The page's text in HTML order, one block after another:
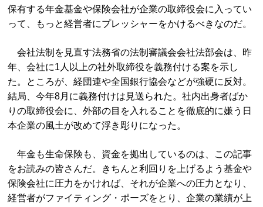
保有する年金基金や保険会社が企業の取締役会に入ってい
って、もっと経営者にプレッシャーをかけるべきなのだ。
会社法制を見直す法務省の法制審議会会社法部会は、昨
年、会社に1人以上の社外取締役を義務付ける案を示し
た。ところが、経団連や全国銀行協会などが強硬に反対。
結局、今年8月に義務付けは見送られた。社内出身者ばか
りの取締役会に、外部の目を入れることを徹底的に嫌う日
本企業の風土が改めて浮き彫りになった。
年金も生命保険も、資金を拠出しているのは、この記事
をお読みの皆さんだ。きちんと利回りを上げるよう基金や
保険会社に圧力をかければ、それが企業への圧力となり、
経営者がファイティング・ポーズをとり、企業の業績が上